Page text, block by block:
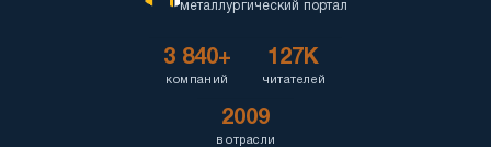
металлургический портал
3 840+
компаний
127K
читателей
2009
в отрасли